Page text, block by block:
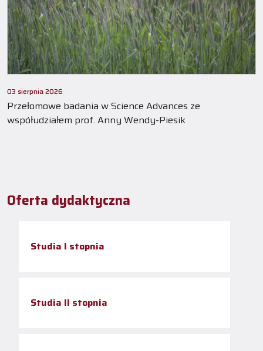
03 sierpnia 2026
Przełomowe badania w Science Advances ze
współudziałem prof. Anny Wendy-Piesik
Oferta dydaktyczna
Studia I stopnia
Studia II stopnia